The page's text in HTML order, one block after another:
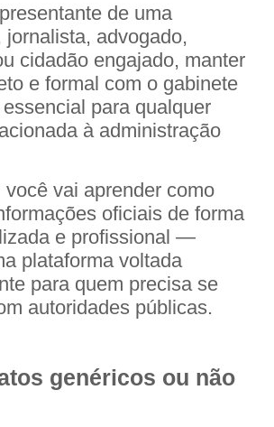
de uma
jornalista, advogado,
cidadão engajado, manter
e formal com o gabinete
para qualquer
à administração
você vai aprender como
oficiais de forma
e profissional —
plataforma voltada
para quem precisa se
autoridades públicas.
genéricos ou não